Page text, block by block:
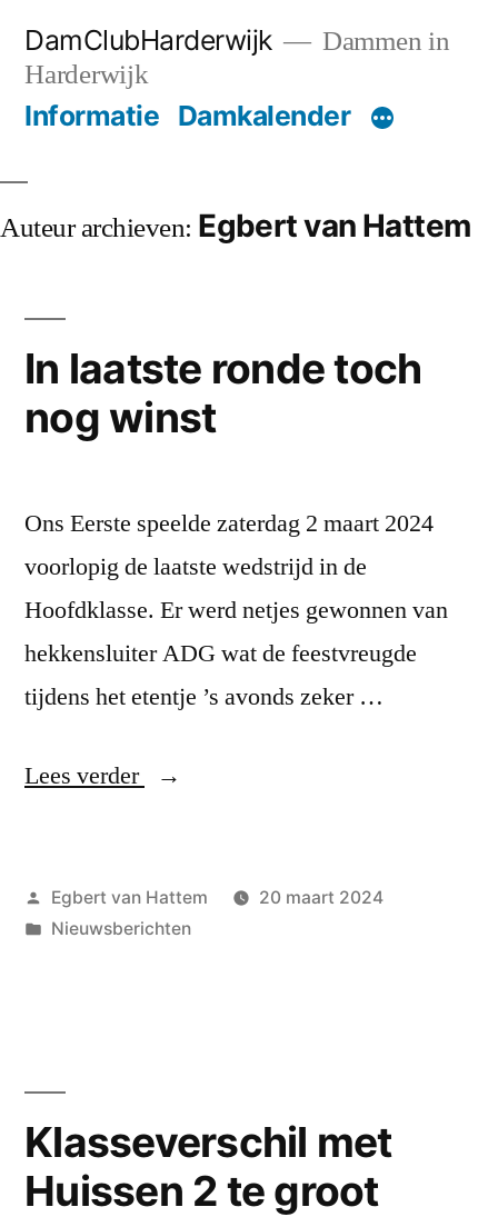
naar
DamClubHarderwijk
Dammen in
Harderwijk
Informatie Damkalender
Auteur archieven: Egbert van Hattem
In laatste ronde toch
nog winst
Ons Eerste speelde zaterdag 2 maart 2024
voorlopig de laatste wedstrijd in de
Hoofdklasse. Er werd netjes gewonnen van
hekkensluiter ADG wat de feestvreugde
tijdens het etentje ’s avonds zeker …
Lees verder
“In
toch
Geplaatst
door
Egbert van Hattem
20 maart 2024
Geplaatst
Nieuwsberichten
Klasseverschil met
Huissen 2 te groot